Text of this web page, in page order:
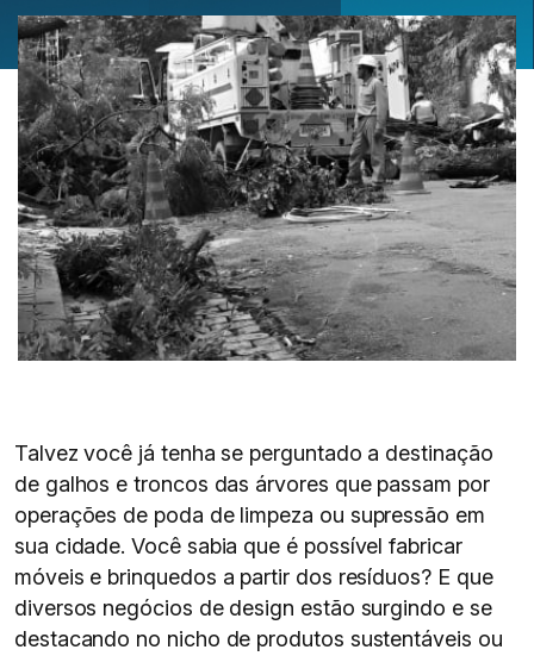
Talvez você já tenha se perguntado a destinação
de galhos e troncos das árvores que passam por
operações de poda de limpeza ou supressão em
sua cidade. Você sabia que é possível fabricar
móveis e brinquedos a partir dos resíduos? E que
diversos negócios de design estão surgindo e se
destacando no nicho de produtos sustentáveis ou